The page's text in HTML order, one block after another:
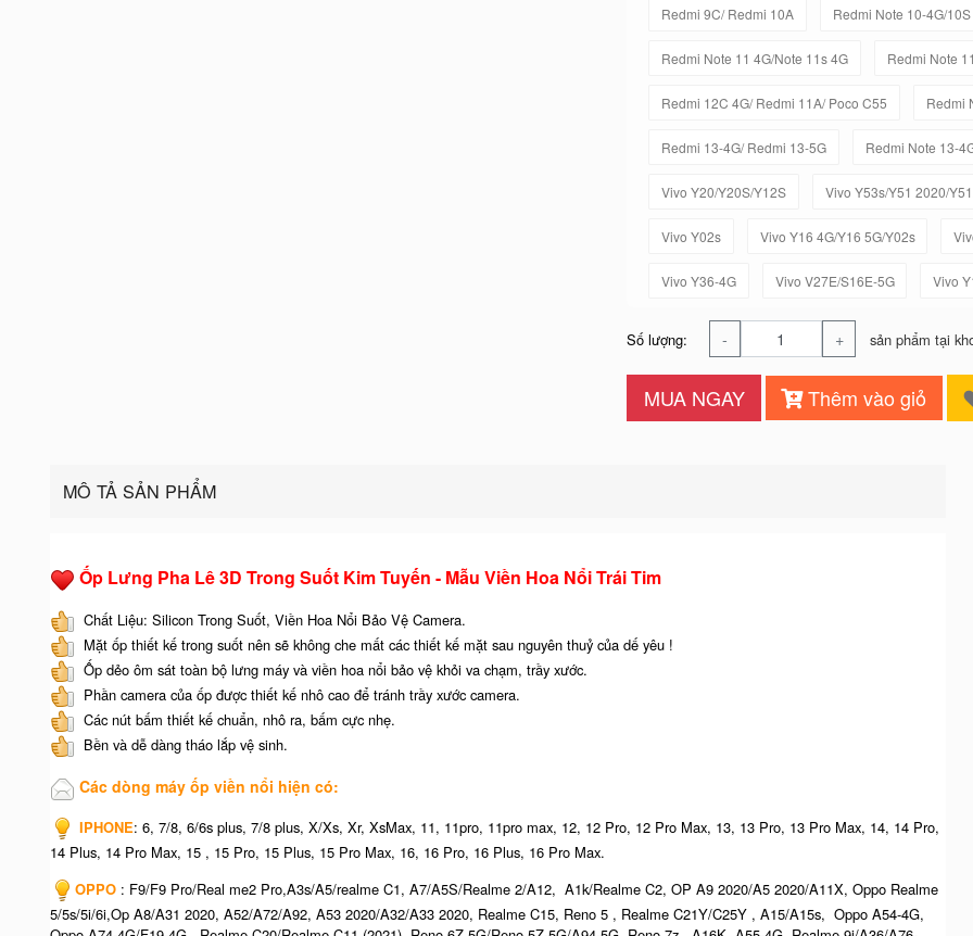
Redmi 9C/ Redmi 10A Redmi Note 10-4G/10S
Redmi Note 11 4G/Note 11s 4G Redmi Note
Redmi 12C 4G/ Redmi 11A/ Poco C55 Redmi
Redmi 13-4G/ Redmi 13-5G Redmi Note 13-
Vivo Y20/Y20S/Y12S Vivo Y53s/Y51 2020/
Vivo Y02s Vivo Y16 4G/Y16 5G/Y02s
Vivo Y36-4G Vivo V27E/S16E-5G Vivo
Số lượng: - + sản phẩm tại
MUA NGAY Thêm vào giỏ
MÔ TẢ SẢN PHẨM
Ốp Lưng Pha Lê 3D Trong Suốt Kim Tuyến - Mẫu Viền Hoa Nổi Trái Tim
Chất Liệu: Silicon Trong Suốt, Viền Hoa Nổi Bảo Vệ Camera.
Mặt ốp thiết kế trong suốt nên sẽ không che mất các thiết kế mặt sau nguyên thuỷ của dế yêu !
Ốp dẻo ôm sát toàn bộ lưng máy và viền hoa nổi bảo vệ khỏi va chạm, trầy xước.
Phần camera của ốp được thiết kế nhô cao để tránh trầy xước camera.
Các nút bấm thiết kế chuẩn, nhô ra, bấm cực nhẹ.
Bền và dễ dàng tháo lắp vệ sinh.
Các dòng máy ốp viền nổi hiện có:
IPHONE: 6, 7/8, 6/6s plus, 7/8 plus, X/Xs, Xr, XsMax, 11, 11pro, 11pro max, 12, 12 Pro, 12 Pro Max, 13, 13 Pro, 13 Pro Max, 14, 14 Pro,
14 Plus, 14 Pro Max, 15 , 15 Pro, 15 Plus, 15 Pro Max, 16, 16 Pro, 16 Plus, 16 Pro Max.
OPPO : F9/F9 Pro/Real me2 Pro,A3s/A5/realme C1, A7/A5S/Realme 2/A12, A1k/Realme C2, OP A9 2020/A5 2020/A11X, Oppo Realme
5/5s/5i/6i,Op A8/A31 2020, A52/A72/A92, A53 2020/A32/A33 2020, Realme C15, Reno 5 , Realme C21Y/C25Y , A15/A15s, Oppo A54-4G,